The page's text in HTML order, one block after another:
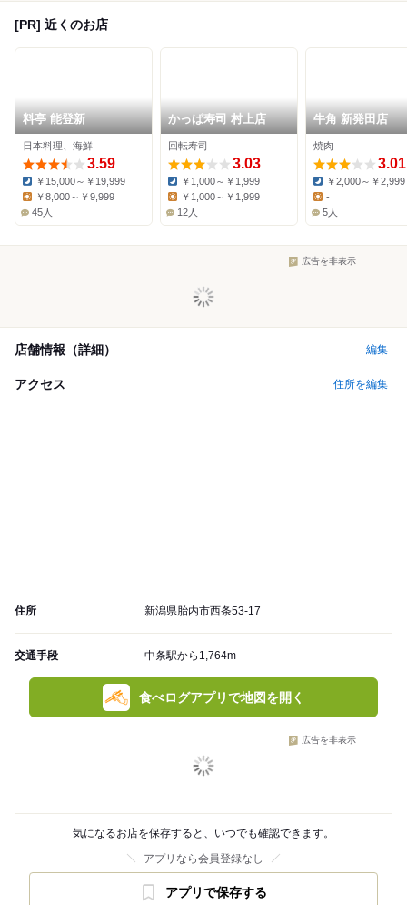
[PR] 近くのお店
料亭 能登新
日本料理、海鮮
3.59
Dinner:
￥15,000～￥19,999
Lunch:
￥8,000～￥9,999
45人
かっぱ寿司 村上店
回転寿司
3.03
Dinner:
￥1,000～￥1,999
Lunch:
￥1,000～￥1,999
12人
牛角 新発田店
焼肉
3.01
Dinner:
￥2,000～￥2,999
Lunch:
-
5人
広告を非表示
店舗情報（詳細） 編集
アクセス 住所を編集
住所 新潟県胎内市西条53-17
交通手段 中条駅から1,764m
食べログアプリで地図を開く
広告を非表示
気になるお店を保存すると、いつでも確認できます。
アプリなら会員登録なし
アプリで保存する